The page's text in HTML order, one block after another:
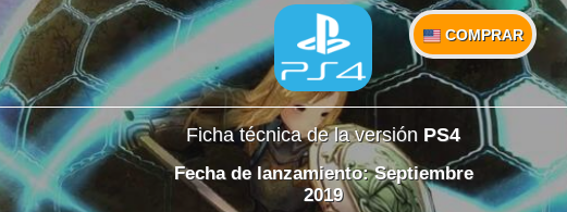
COMPRAR
Ficha técnica de la versión PS4
Fecha de lanzamiento: Septiembre
2019